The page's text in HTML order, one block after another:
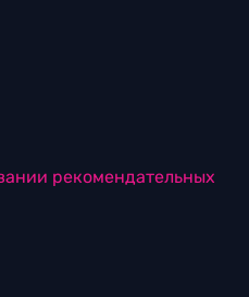
рекомендательных